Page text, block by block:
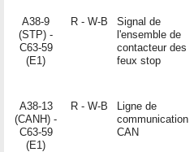
A38-9
(STP) -
C63-59
(E1)
R - W-B
Signal de
l'ensemble de
contacteur des
feux stop
A38-13
(CANH) -
C63-59
(E1)
R - W-B
Ligne de
communication
CAN